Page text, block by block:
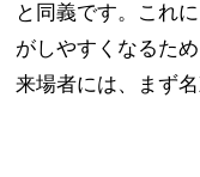
と同義です。これ
がしやすくなるた
来場者には、まず